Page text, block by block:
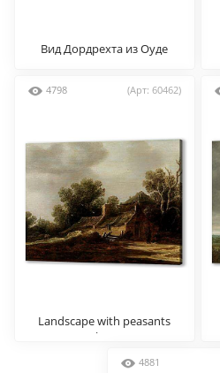
Вид Дордрехта из Оуде
4798 (Арт: 60462)
Landscape with peasants
hut
4881